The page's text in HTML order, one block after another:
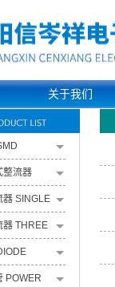
关于我们
整流器
器 SINGLE
器 THREE
POWER